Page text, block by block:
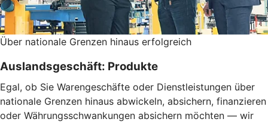
Über nationale Grenzen hinaus erfolgreich
Auslandsgeschäft: Produkte
Egal, ob Sie Warengeschäfte oder Dienstleistungen über
nationale Grenzen hinaus abwickeln, absichern, finanzieren
oder Währungsschwankungen absichern möchten — wir